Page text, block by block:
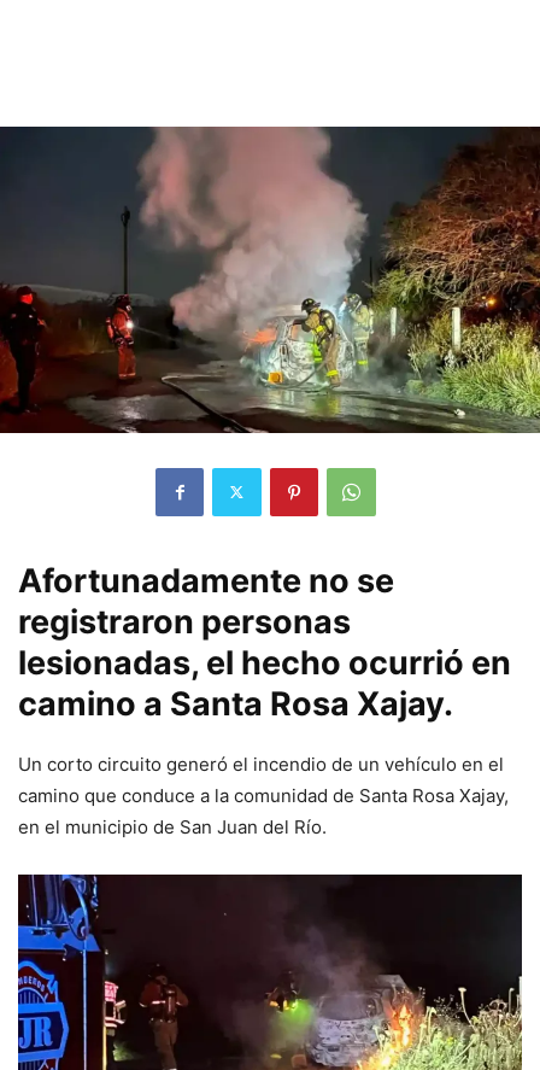
Afortunadamente no se
registraron personas
lesionadas, el hecho ocurrió en
camino a Santa Rosa Xajay.
Un corto circuito generó el incendio de un vehículo en el
camino que conduce a la comunidad de Santa Rosa Xajay,
en el municipio de San Juan del Río.